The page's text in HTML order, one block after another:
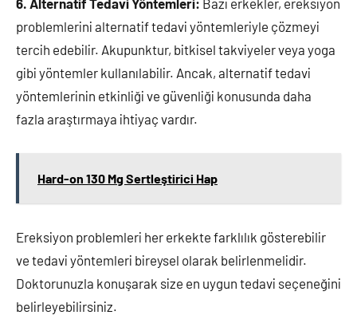
6. Alternatif Tedavi Yöntemleri: Bazı erkekler, ereksiyon
problemlerini alternatif tedavi yöntemleriyle çözmeyi
tercih edebilir. Akupunktur, bitkisel takviyeler veya yoga
gibi yöntemler kullanılabilir. Ancak, alternatif tedavi
yöntemlerinin etkinliği ve güvenliği konusunda daha
fazla araştırmaya ihtiyaç vardır.
Hard-on 130 Mg Sertleştirici Hap
Ereksiyon problemleri her erkekte farklılık gösterebilir
ve tedavi yöntemleri bireysel olarak belirlenmelidir.
Doktorunuzla konuşarak size en uygun tedavi seçeneğini
belirleyebilirsiniz.